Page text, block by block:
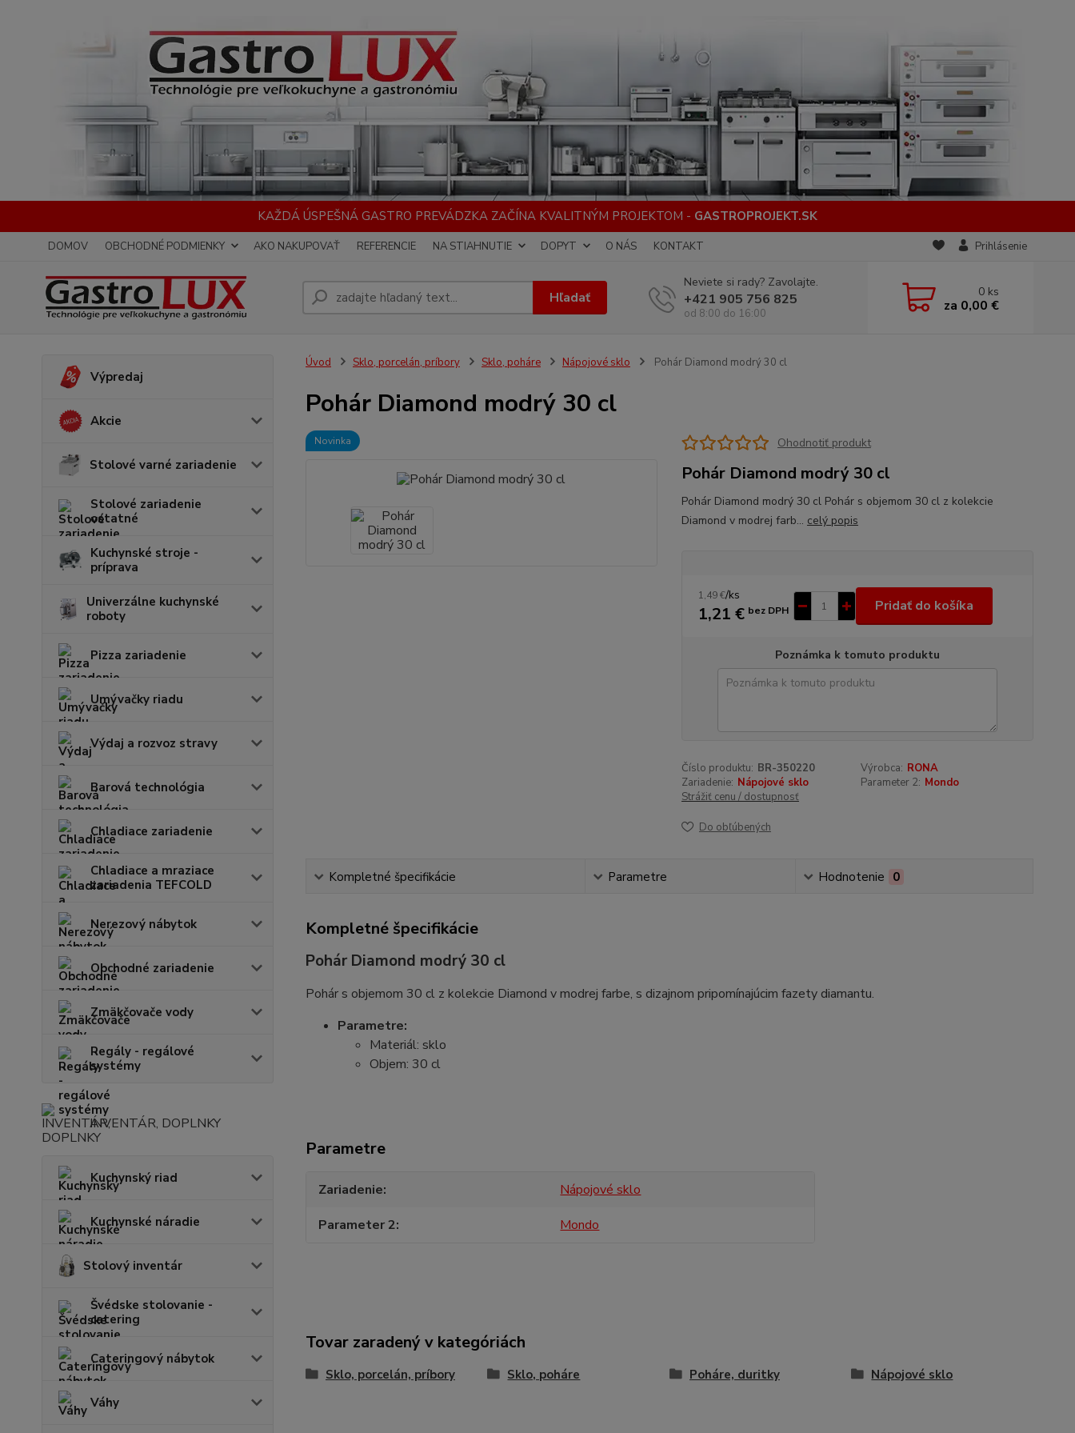
KAŽDÁ ÚSPEŠNÁ GASTRO PREVÁDZKA ZAČÍNA KVALITNÝM PROJEKTOM - GASTROPROJEKT.SK
DOMOV OBCHODNÉ PODMIENKY AKO NAKUPOVAŤ REFERENCIE NA STIAHNUTIE DOPYT O NÁS KONTAKT Prihlásenie
Hľadať
Neviete si rady? Zavolajte.
+421 905 756 825
od 8:00 do 16:00
0 ks
za 0,00 €
Výpredaj
Akcie
Stolové varné zariadenie
Stolové zariadenie
ostatné
Kuchynské stroje -
príprava
Univerzálne kuchynské
roboty
Pizza zariadenie
Umývačky riadu
Výdaj a rozvoz stravy
Barová technológia
Chladiace zariadenie
Chladiace a mraziace
zariadenia TEFCOLD
Nerezový nábytok
Obchodné zariadenie
Zmäkčovače vody
Regály - regálové
systémy
INVENTÁR, DOPLNKY
Kuchynský riad
Kuchynské náradie
Stolový inventár
Švédske stolovanie -
catering
Cateringový nábytok
Váhy
Úvod Sklo, porcelán, príbory Sklo, poháre Nápojové sklo Pohár Diamond modrý 30 cl
Pohár Diamond modrý 30 cl
Novinka Ohodnotiť produkt
Pohár Diamond modrý 30 cl
Pohár Diamond modrý 30 cl Pohár s objemom 30 cl z kolekcie
Diamond v modrej farb... celý popis
1,49 €/ks
1,21 € bez DPH Pridať do košíka
Poznámka k tomuto produktu
Číslo produktu: BR-350220 Výrobca: RONA
Zariadenie: Nápojové sklo Parameter 2: Mondo
Strážiť cenu / dostupnosť
Do obľúbených
Kompletné špecifikácie Parametre Hodnotenie 0
Kompletné špecifikácie
Pohár Diamond modrý 30 cl
Pohár s objemom 30 cl z kolekcie Diamond v modrej farbe, s dizajnom pripomínajúcim fazety diamantu.
Parametre:
Materiál: sklo
Objem: 30 cl
Parametre
Zariadenie
Nápojové sklo
Parameter 2
Mondo
Tovar zaradený v kategóriách
Sklo, porcelán, príbory Sklo, poháre Poháre, duritky Nápojové sklo